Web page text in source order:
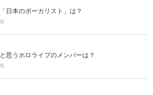
日本のボーカリスト」は？
思うホロライブのメンバーは？